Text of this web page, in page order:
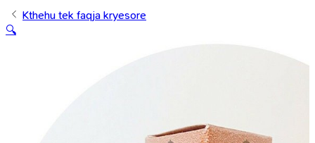
Kthehu tek faqja kryesore
🔍